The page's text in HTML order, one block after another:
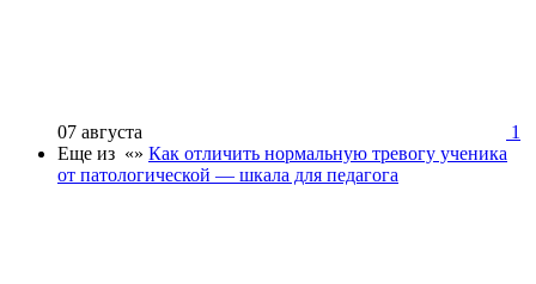
07 августа
1
Еще из «» Как отличить нормальную тревогу ученика
от патологической — шкала для педагога